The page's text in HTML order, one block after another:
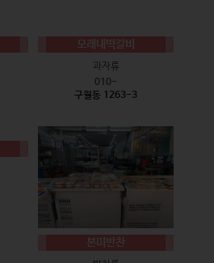
모래내떡갈비
과자류
010-
구월동 1263-3
본미반찬